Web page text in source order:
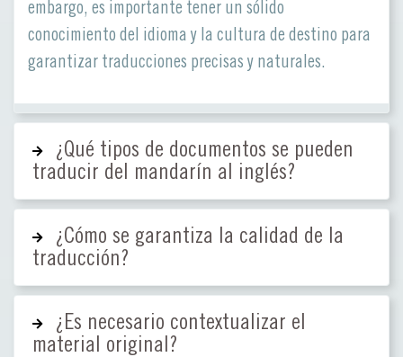
embargo, es importante tener un sólido
conocimiento del idioma y la cultura de destino para
garantizar traducciones precisas y naturales.
¿Qué tipos de documentos se pueden
traducir del mandarín al inglés?
¿Cómo se garantiza la calidad de la
traducción?
¿Es necesario contextualizar el
material original?